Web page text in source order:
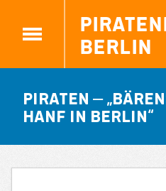
Berlin
PIRATEN –
Hanf in Berlin“